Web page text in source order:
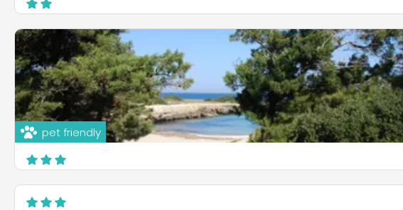
C.da Mindelli
Carovigno
MEHR
pet friendly
Ostuni